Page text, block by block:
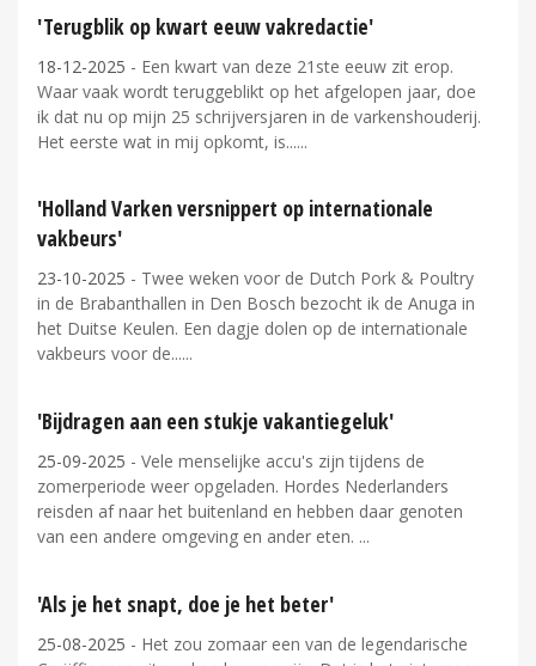
'Terugblik op kwart eeuw vakredactie'
18-12-2025 - Een kwart van deze 21ste eeuw zit erop.
Waar vaak wordt teruggeblikt op het afgelopen jaar, doe
ik dat nu op mijn 25 schrijversjaren in de varkenshouderij.
Het eerste wat in mij opkomt, is...
'Holland Varken versnippert op internationale
vakbeurs'
23-10-2025 - Twee weken voor de Dutch Pork & Poultry
in de Brabanthallen in Den Bosch bezocht ik de Anuga in
het Duitse Keulen. Een dagje dolen op de internationale
vakbeurs voor de...
'Bijdragen aan een stukje vakantiegeluk'
25-09-2025 - Vele menselijke accu's zijn tijdens de
zomerperiode weer opgeladen. Hordes Nederlanders
reisden af naar het buitenland en hebben daar genoten
van een andere omgeving en ander eten.
'Als je het snapt, doe je het beter'
25-08-2025 - Het zou zomaar een van de legendarische